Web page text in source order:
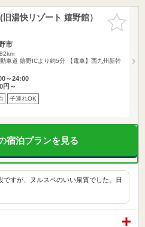
お気に入
りに追加
快リゾート 嬉野館）
市
動車道 嬉野ICより約5分 【電車】西九州新幹
～24:00
円～
子連れOK
宿泊プランを見る
ですが、ヌルスベのいい泉質でした。日